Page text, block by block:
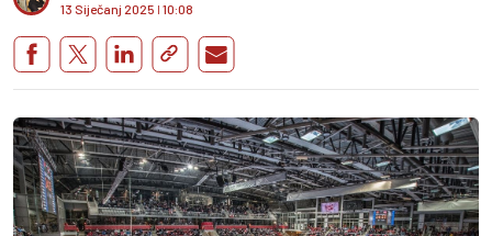
13 Siječanj 2025 I 10:08